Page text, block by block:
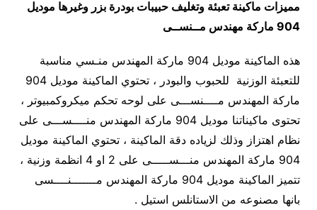
مميزات ماكينة تعبئة وتغليف حبيبات بودرة بزر وغيرها موديل
904 ماركة مهندس مــنســى
هذه الماكينة موديل 904 ماركة المهندس منـسي مناسبة
للتعبئة الوزنية للحبوب والبودر ، تحتوي الماكينة موديل 904
ماركة المهندس مــــنســـى على لوحه تحكم ميكروكمبيوتر ،
تحتوى ماكيناتنا موديل 904 ماركة المهندس منــــســـى على
نظام اهتزاز وذلك لزياده دقة الماكينة ، تحتوي الماكينة موديل
904 ماركة المهندس منـــســـــى على 2 او 4 انظمة وزنية ،
تتميز الماكينة موديل 904 ماركة المهندس مـــــــنــــسى
بانها مصنوعه من الاستانلس استيل .